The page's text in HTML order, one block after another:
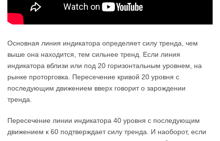
Основная линия индикатора определяет силу тренда, чем
выше она находится, тем сильнее тренд. Если линия
индикатора вблизи или под 20 горизонтальным уровнем, на
рынке проторговка. Пересечение кривой 20 уровня с
последующим движением вверх говорит о зарождении
тренда.
Пересечение линии индикатора 40 уровня с последующим
движением к 60 подтверждает силу тренда. И наоборот, если